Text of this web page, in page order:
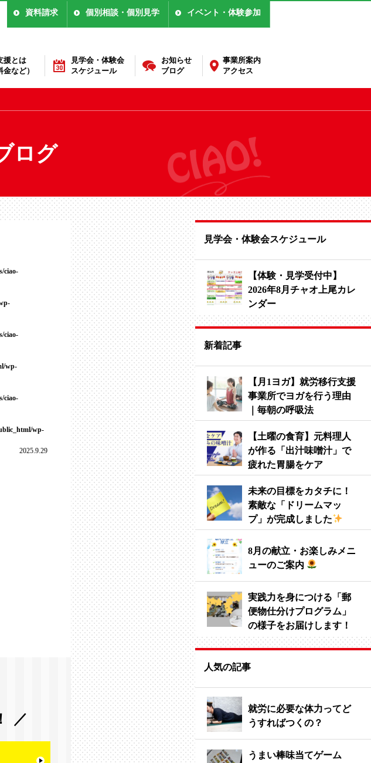
資料請求 個別相談・個別見学 イベント・体験参加
援とは
金など）
見学会・体験会
スケジュール
お知らせ
ブログ
事業所案内
アクセス
ログ
ciao-
ciao-
wp-
ciao-
wp-
2025.9.29
見学会・体験会スケジュール
【体験・見学受付中】
2026年8月チャオ上尾カレ
ンダー
新着記事
【月1ヨガ】就労移行支援
事業所でヨガを行う理由
｜毎朝の呼吸法
【土曜の食育】元料理人
が作る「出汁味噌汁」で
疲れた胃腸をケア
未来の目標をカタチに！
素敵な「ドリームマッ
プ」が完成しました
8月の献立・お楽しみメニ
ューのご案内
実践力を身につける「郵
便物仕分けプログラム」
の様子をお届けします！
人気の記事
就労に必要な体力ってど
うすればつくの？
うまい棒味当てゲーム